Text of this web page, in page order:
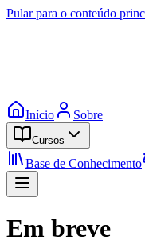
Pular para o conteúdo
Início Sobre
Cursos
Base de Conhecimento
Em breve